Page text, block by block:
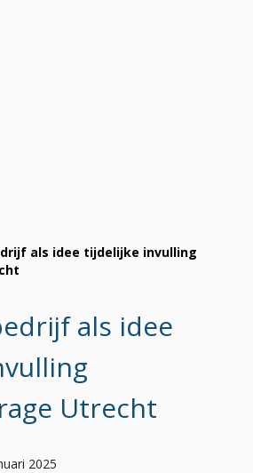
als idee tijdelijke invulling
als idee
Utrecht
2025